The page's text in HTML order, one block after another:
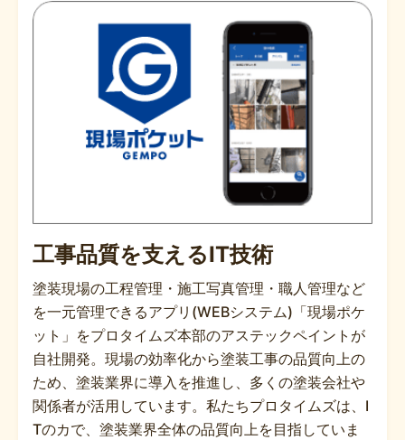
工事品質を支えるIT技術
塗装現場の工程管理・施工写真管理・職人管理など
を一元管理できるアプリ(WEBシステム)「現場ポケ
ット」をプロタイムズ本部のアステックペイントが
自社開発。現場の効率化から塗装工事の品質向上の
ため、塗装業界に導入を推進し、多くの塗装会社や
関係者が活用しています。私たちプロタイムズは、I
Tのカで、塗装業界全体の品質向上を目指していま